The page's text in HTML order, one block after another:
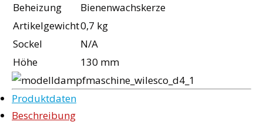
Beheizung
Bienenwachskerze
Artikelgewicht0,7 kg
Sockel
N/A
Höhe
130 mm
Produktdaten
Beschreibung